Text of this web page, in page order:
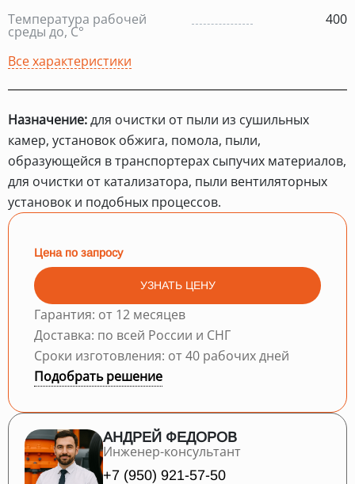
Температура рабочей
среды до, С°
400
Все характеристики
Назначение:для очистки от пыли из сушильных
камер, установок обжига, помола, пыли,
образующейся в транспортерах сыпучих материалов,
для очистки от катализатора, пыли вентиляторных
установок и подобных процессов.
Цена по запросу
УЗНАТЬ ЦЕНУ
Гарантия: от 12 месяцев
Доставка: по всей России и СНГ
Сроки изготовления: от 40 рабочих дней
Подобрать решение
АНДРЕЙ ФЕДОРОВ
Инженер-консультант
+7 (950) 921-57-50